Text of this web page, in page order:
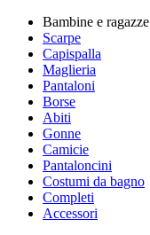
Bambine e ragazze
Scarpe
Capispalla
Maglieria
Pantaloni
Borse
Abiti
Gonne
Camicie
Pantaloncini
Costumi da bagno
Completi
Accessori